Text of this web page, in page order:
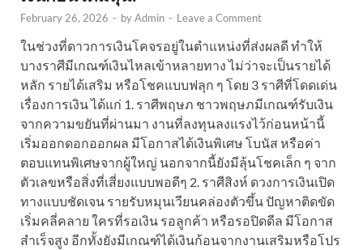
February 26, 2026 - byAdmin - Leave a Comment
ในช่วงที่ดาวการเงินโคจรอยู่ในตำแหน่งที่ส่งผลดี ทำให้
บางราศีมีเกณฑ์เงินไหลเข้าหลายทาง ไม่ว่าจะเป็นรายได้
หลัก รายได้เสริม หรือโชคแบบฟลุก ๆ โดย 3 ราศีที่โดดเด่น
เรื่องการเงิน ได้แก่ 1. ราศีพฤษภ ชาวพฤษภมีเกณฑ์รับเงิน
จากความขยันที่ผ่านมา งานที่ลงทุนลงแรงไว้ก่อนหน้านี้
เริ่มออกดอกออกผล มีโอกาสได้เงินพิเศษ โบนัส หรือค่า
ตอบแทนพิเศษจากผู้ใหญ่ นอกจากนี้ยังมีลุ้นโชคเล็ก ๆ จาก
ตัวเลขหรือสิ่งที่เสี่ยงแบบพอดีๆ 2. ราศีสิงห์ ดวงการเงินเปิด
ทางแบบชัดเจน รายรับหมุนเวียนคล่องตัวขึ้น ปัญหาติดขัด
เริ่มคลี่คลาย ใครที่รอเงิน รอลูกค้า หรือรอปิดดีล มีโอกาส
สำเร็จสูง อีกทั้งยังมีเกณฑ์ได้เงินก้อนจากงานเสริมหรือโปร